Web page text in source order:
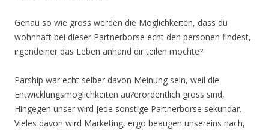
Genau so wie gross werden die Moglichkeiten, dass du
wohnhaft bei dieser Partnerborse echt den personen findest,
irgendeiner das Leben anhand dir teilen mochte?
Parship war echt selber davon Meinung sein, weil die
Entwicklungsmoglichkeiten au?erordentlich gross sind,
Hingegen unser wird jede sonstige Partnerborse sekundar.
Vieles davon wird Marketing, ergo beaugen unsereins nach,